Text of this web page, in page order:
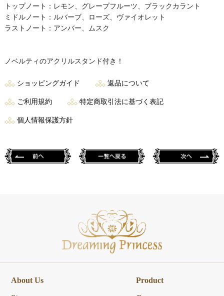
トップノート：レモン、グレープフルーツ、ブラックカラント
ミドルノート：ルバーブ、ローズ、ヴァイオレット
ラストノート：アンバー、ムスク
ノベルティのアクリルスタンド付き！
ショッピングガイド 返品について
ご利用規約 特定商取引法に基づく表記
個人情報保護方針
About Us Product